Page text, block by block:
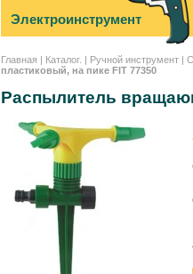
Электроинструмент
Главная | Каталог. | Ручной инструмент |
пластиковый, на пике FIT 77350
Распылитель